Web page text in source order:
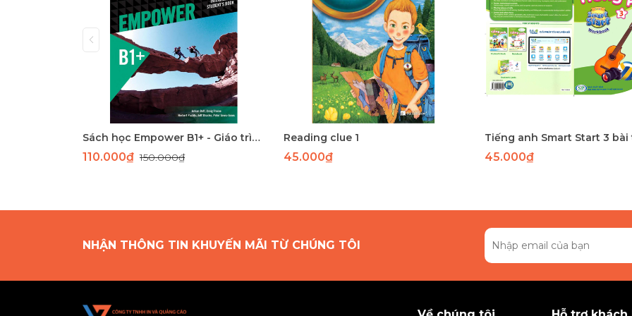
Sách học Empower B1+ - Giáo trình học tiếng Anh giao tiếp trình độ B1+
110.000₫150.000₫
Reading clue 1
45.000₫
Tiếng anh Smart Start 3 bài
45.000₫
NHẬN THÔNG TIN KHUYẾN MÃI TỪ CHÚNG TÔI